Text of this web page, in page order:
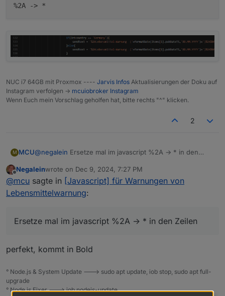
%2A -> *
NUC i7 64GB mit Proxmox ---- Jarvis Infos Aktualisierungen der Doku auf
Instagram verfolgen -> mcuiobroker Instagram
Wenn Euch mein Vorschlag geholfen hat, bitte rechts "^" klicken.
2
M MCU@negalein Ersetze mal im javascript %2A -> * in den
Negaleinwrote on Dec 9, 2024, 7:27 PM
last edited by
@mcu sagte in [Javascript] für Warnungen von
Lebensmittelwarnung:
Ersetze mal im javascript %2A -> * in den Zeilen
perfekt, kommt in Bold
° Node.js & System Update ---> sudo apt update, iob stop, sudo apt full-
upgrade
° Node.js Fixer ---> iob nodejs-update